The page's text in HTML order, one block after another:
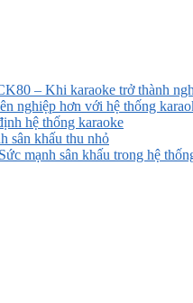
– Khi karaoke trở thành
nghiệp hơn với hệ thống
hệ thống karaoke
sân khấu thu nhỏ
mạnh sân khấu trong hệ